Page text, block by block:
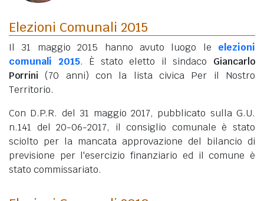
Elezioni Comunali 2015
Il 31 maggio 2015 hanno avuto luogo le elezioni
comunali 2015. È stato eletto il sindaco Giancarlo
Porrini (70 anni) con la lista civica Per il Nostro
Territorio.
Con D.P.R. del 31 maggio 2017, pubblicato sulla G.U.
n.141 del 20-06-2017, il consiglio comunale è stato
sciolto per la mancata approvazione del bilancio di
previsione per l'esercizio finanziario ed il comune è
stato commissariato.